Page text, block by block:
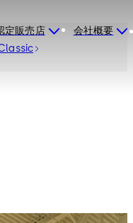
定販売店
会社概要